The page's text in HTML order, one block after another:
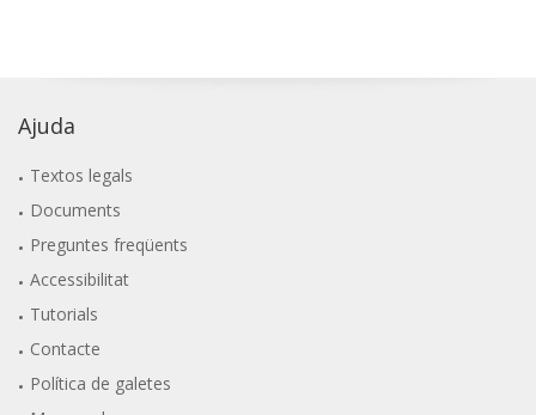
Ajuda
Textos legals
Documents
Preguntes freqüents
Accessibilitat
Tutorials
Contacte
Política de galetes